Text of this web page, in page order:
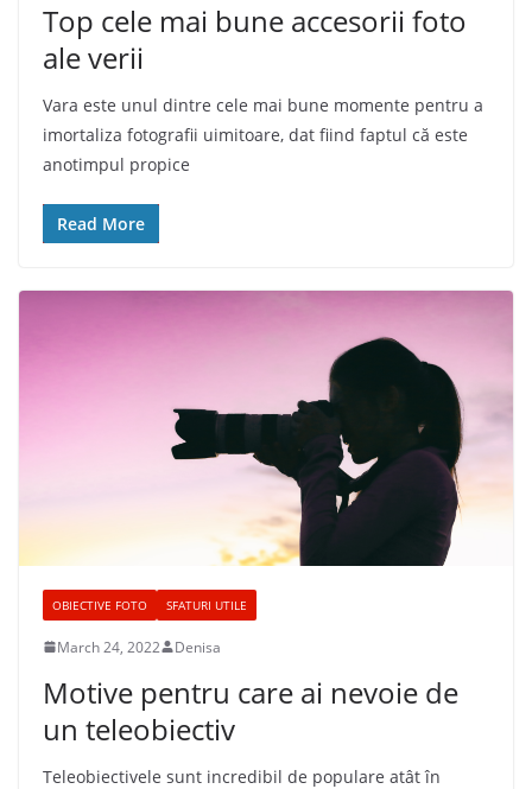
Top cele mai bune accesorii foto
ale verii
Vara este unul dintre cele mai bune momente pentru a
imortaliza fotografii uimitoare, dat fiind faptul că este
anotimpul propice
Read More
OBIECTIVE FOTO SFATURI UTILE
March 24, 2022 Denisa
Motive pentru care ai nevoie de
un teleobiectiv
Teleobiectivele sunt incredibil de populare atât în